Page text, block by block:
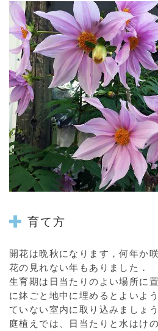
育て方
開花は晩秋になります，何年か
花の見れない年もありました．
生育期は日当たりのよい場所に
に鉢ごと地中に埋めるとよいよ
ていない室内に取り込みましょう
庭植えでは、日当たりと水はけ